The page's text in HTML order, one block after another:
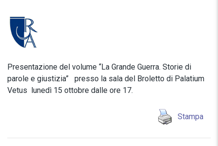
Presentazione del volume “La Grande Guerra. Storie di
parole e giustizia” presso la sala del Broletto di Palatium
Vetus lunedì 15 ottobre dalle ore 17.
Stampa